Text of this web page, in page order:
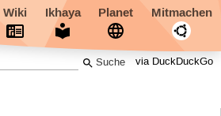
Wiki Ikhaya Planet Mitmachen
via DuckDuckGo